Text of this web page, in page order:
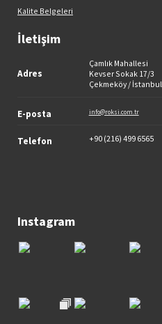
Kalite Belgeleri
İletişim
Adres
Çamlık Mahallesi
Kevser Sokak 17/3
Çekmeköy / İstanbul
E-posta info@roksi.com.tr
Telefon +90 (216) 499 6565
Instagram